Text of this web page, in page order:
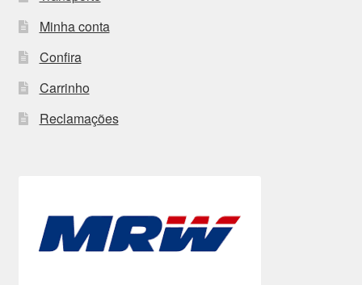
Minha conta
Confira
Carrinho
Reclamações